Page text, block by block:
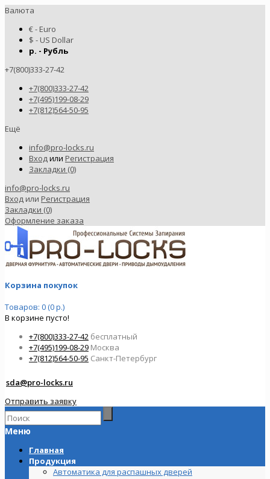
Валюта
€ - Euro
$ - US Dollar
р. - Рубль
+7(800)333-27-42
+7(800)333-27-42
+7(495)199-08-29
+7(812)564-50-95
Ещё
info@pro-locks.ru
Входили Регистрация
Закладки (0)
info@pro-locks.ru
Вход или Регистрация
Закладки (0)
Оформление заказа
Корзина покупок
Товаров: 0 (0 р.)
В корзине пусто!
+7(800)333-27-42 бесплатный
+7(495)199-08-29 Москва
+7(812)564-50-95 Санкт-Петербург
sda@pro-locks.ru
Отправить заявку
Меню
Главная
Продукция
Автоматика для распашных дверей